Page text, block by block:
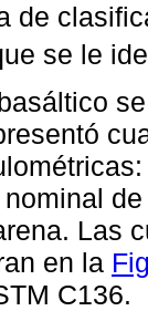
de
se le
Las
en la
C136.